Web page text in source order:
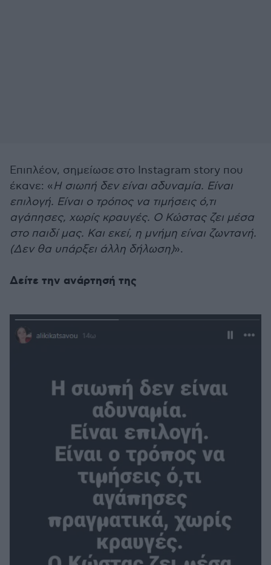
Επιπλέον, σημείωσε στο Instagram story που
έκανε: «Η σιωπή δεν είναι αδυναμία. Είναι
επιλογή. Είναι ο τρόπος να τιμήσεις ό,τι
αγάπησες, χωρίς κραυγές. Ο Κώστας ζει μέσα
στο παιδί μας. Και εκεί, η μνήμη είναι ζωντανή.
(Δεν θα υπάρξει άλλη δήλωση)».
Δείτε την ανάρτησή της